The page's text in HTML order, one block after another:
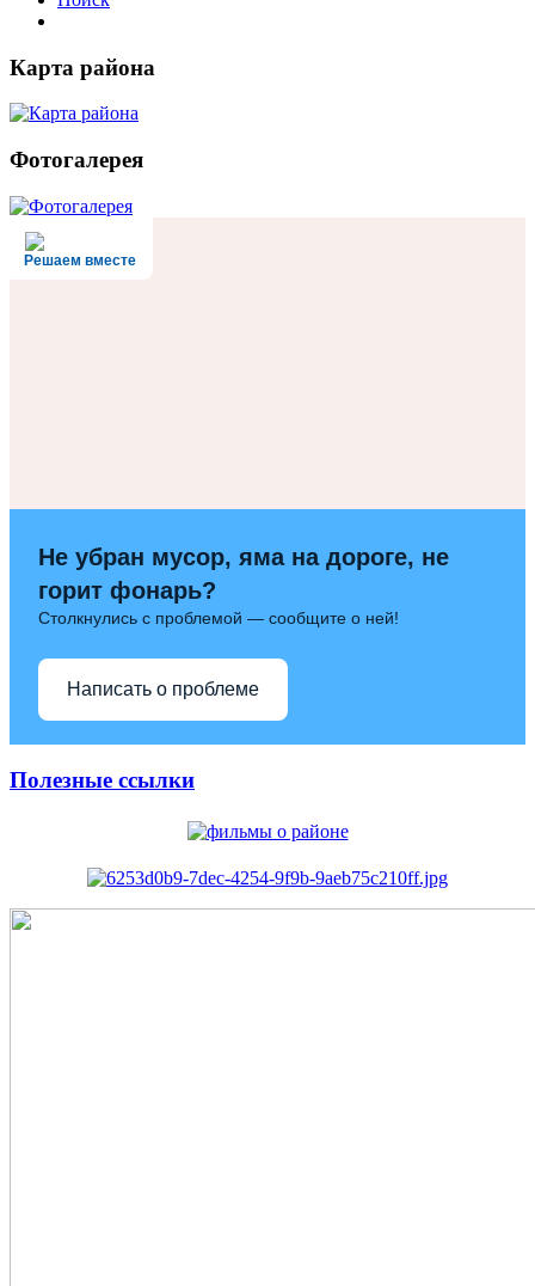
Карта района
Фотогалерея
Решаем вместе
Не убран мусор, яма на дороге, не
горит фонарь?
Столкнулись с проблемой — сообщите о ней!
Написать о проблеме
Полезные ссылки